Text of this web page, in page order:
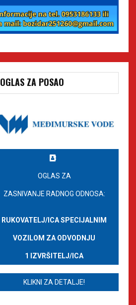
OGLAS ZA POSAO
OGLAS ZA
ZASNIVANJE RADNOG ODNOSA:
RUKOVATELJ/ICA SPECIJALNIM
VOZILOM ZA ODVODNJU
1 IZVRŠITELJ/ICA
KLIKNI ZA DETALJE!